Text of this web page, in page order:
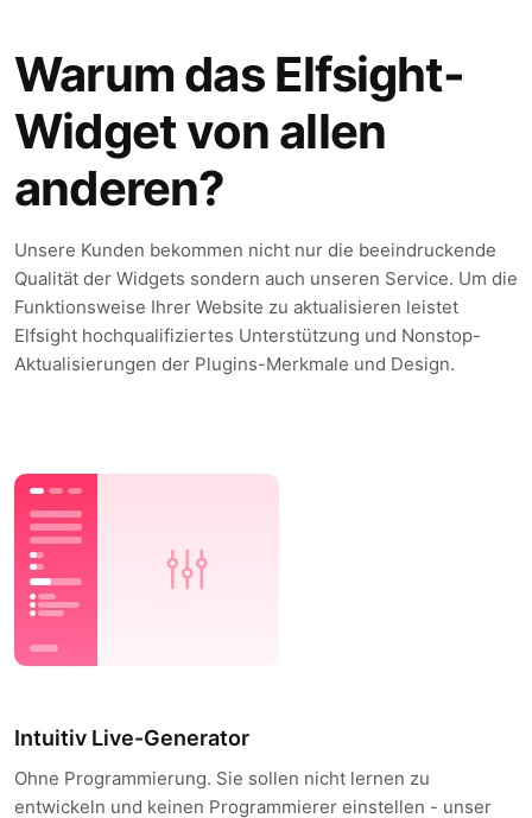
Warum das Elfsight-
Widget von allen
anderen?
Unsere Kunden bekommen nicht nur die beeindruckende
Qualität der Widgets sondern auch unseren Service. Um die
Funktionsweise Ihrer Website zu aktualisieren leistet
Elfsight hochqualifiziertes Unterstützung und Nonstop-
Aktualisierungen der Plugins-Merkmale und Design.
Intuitiv Live-Generator
Ohne Programmierung. Sie sollen nicht lernen zu
entwickeln und keinen Programmierer einstellen - unser